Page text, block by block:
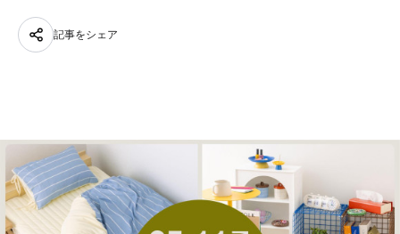
記事をシェア